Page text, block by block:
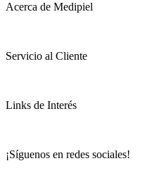
Acerca de Medipiel
Servicio al Cliente
Links de Interés
¡Síguenos en redes sociales!